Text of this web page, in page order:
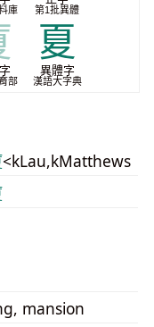
庫 第1批異體
部
夏
異體字
漢語大字典
<kLau,kMatthews
mansion